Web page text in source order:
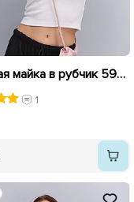
Женская майка в рубчик 595745 Молочная
1